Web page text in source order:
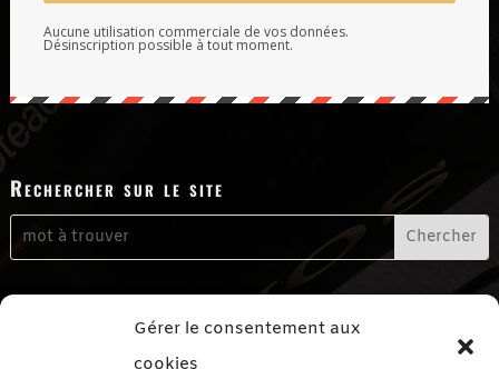
Gérer le consentement aux
cookies
Aucune utilisation commerciale de vos données.
Désinscription possible à tout moment.
Rechercher sur le site